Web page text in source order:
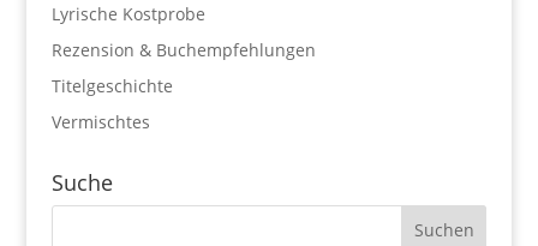
Lyrische Kostprobe
Rezension & Buchempfehlungen
Titelgeschichte
Vermischtes
Suche